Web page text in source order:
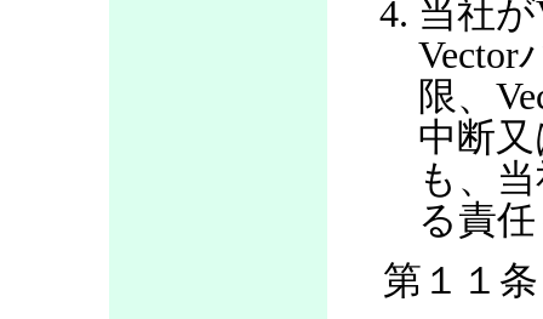
当社
Vector
限、
中断
も、
る責
第１１